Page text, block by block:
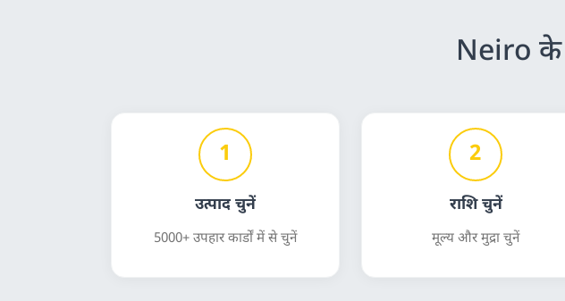
Neiro के
1
उत्पाद चुनें
5000+ उपहार कार्डों में से चुनें
2
राशि चुनें
मूल्य और मुद्रा चुनें